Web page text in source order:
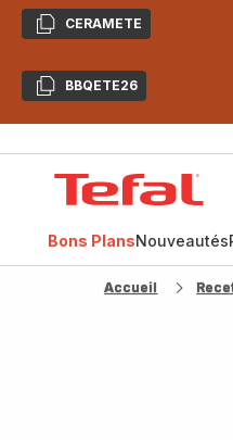
CopierCERAMETE
CopierBBQETE26
Bons PlansNouveautés
Accueil